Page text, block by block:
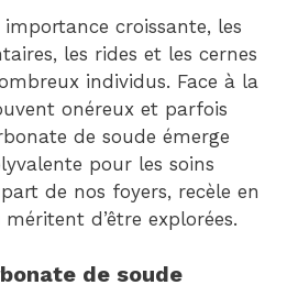
croissante, les
les rides et les cernes
individus. Face à la
onéreux et parfois
de soude émerge
pour les soins
de nos foyers, recèle en
d’être explorées.
de soude